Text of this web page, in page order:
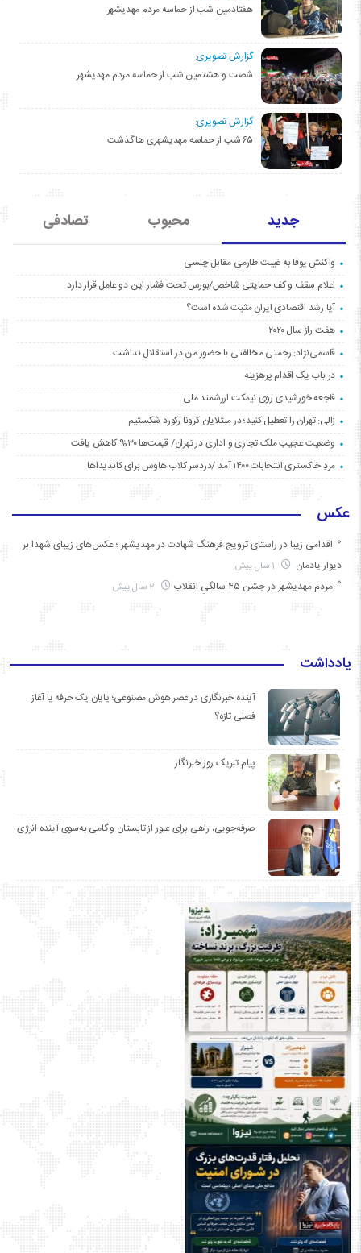
هفتادمین شب از حماسه مردم مهدیشهر
گزارش تصویری:
شصت و هشتمین شب از حماسه مردم مهدیشهر
گزارش تصویری:
۶۵ شب از حماسه مهدیشهری ها گذشت
جدید محبوب تصادفی
واکنش یوفا به غیبت طارمی مقابل چلسی
اعلام سقف و کف حمایتی شاخص/بورس تحت فشار این دو عامل قرار دارد
آیا رشد اقتصادی ایران مثبت شده است؟
هفت راز سال ۲۰۲۰
قاسمی‌نژاد: رحمتی مخالفتی با حضور من در استقلال نداشت
در باب یک اقدام پرهزینه
فاجعه خورشیدی روی نیمکت ارزشمند ملی
زالی: تهران را تعطیل کنید؛ در مبتلایان کرونا رکورد شکستیم
وضعیت عجیب ملک تجاری و اداری در تهران/ قیمت‌ها ۳۰% کاهش یافت
مردِ خاکستری انتخابات ۱۴۰۰ آمد /دردسر کلاب هاوس برای کاندیداها
عکس
اقدامی زیبا در راستای ترویج فرهنگ شهادت در مهدیشهر ؛ عکس‌های زیبای شهدا بر
دیوار یادمان
مردم مهدیشهر در جشن ۴۵ سالگیِ انقلاب
یادداشت
آینده خبرنگاری در عصر هوش مصنوعی؛ پایان یک حرفه یا آغاز
فصلی تازه؟
پیام تبریک روز خبرنگار
صرفه‌جویی، راهی برای عبور از تابستان و گامی به‌سوی آینده انرژی